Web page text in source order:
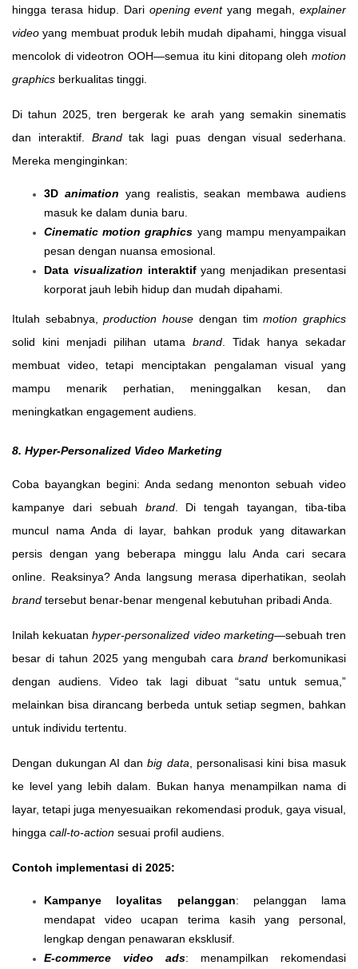
hingga terasa hidup. Dari opening eventyang megah, explainer
video yang membuat produk lebih mudah dipahami, hingga visual
mencolok di videotron OOH—semua itu kini ditopang oleh motion
graphics berkualitas tinggi.
Di tahun 2025, tren bergerak ke arah yang semakin sinematis
dan interaktif. Brandtak lagi puas dengan visual sederhana.
Mereka menginginkan:
3D animation yang realistis, seakan membawa audiens
masuk ke dalam dunia baru.
Cinematic motion graphics yang mampu menyampaikan
pesan dengan nuansa emosional.
Data visualization interaktifyang menjadikan presentasi
korporat jauh lebih hidup dan mudah dipahami.
Itulah sebabnya,production house dengan timmotion graphics
solid kini menjadi pilihan utama brand . Tidak hanya sekadar
membuat video, tetapi menciptakan pengalaman visual yang
mampu menarik perhatian, meninggalkan kesan, dan
meningkatkan engagement audiens.
8. Hyper-Personalized Video Marketing
Coba bayangkan begini: Anda sedang menonton sebuah video
kampanye dari sebuah brand. Di tengah tayangan, tiba-tiba
muncul nama Anda di layar, bahkan produk yang ditawarkan
persis dengan yang beberapa minggu lalu Anda cari secara
online. Reaksinya? Anda langsung merasa diperhatikan, seolah
brand tersebut benar-benar mengenal kebutuhan pribadi Anda.
Inilah kekuatanhyper-personalized video marketing—sebuah tren
besar di tahun 2025 yang mengubah carabrand berkomunikasi
dengan audiens. Video tak lagi dibuat “satu untuk semua,”
melainkan bisa dirancang berbeda untuk setiap segmen, bahkan
untuk individu tertentu.
Dengan dukungan AI danbig data , personalisasi kini bisa masuk
ke level yang lebih dalam. Bukan hanya menampilkan nama di
layar, tetapi juga menyesuaikan rekomendasi produk, gaya visual,
hingga call-to-action sesuai profil audiens.
Contoh implementasi di 2025:
Kampanye loyalitas pelanggan: pelanggan lama
mendapat video ucapan terima kasih yang personal,
lengkap dengan penawaran eksklusif.
E-commerce video ads: menampilkan rekomendasi